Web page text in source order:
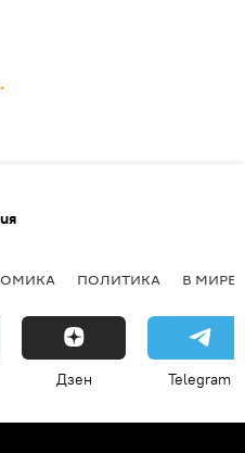
ПОЛИТИКА В МИРЕ
Дзен Telegram